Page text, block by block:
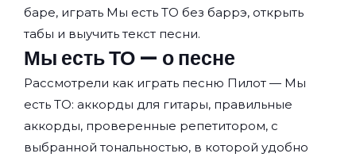
баре, играть Мы есть ТО без баррэ, открыть
табы и выучить текст песни.
Мы есть ТО — о песне
Рассмотрели как играть песню Пилот — Мы
есть ТО: аккорды для гитары, правильные
аккорды, проверенные репетитором, с
выбранной тональностью, в которой удобно